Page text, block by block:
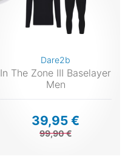
Dare2b
In The Zone III Baselayer
Men
39,95 €
99,90 €